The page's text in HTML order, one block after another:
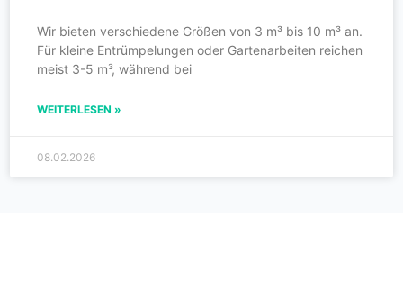
Wir bieten verschiedene Größen von 3 m³ bis 10 m³ an.
Für kleine Entrümpelungen oder Gartenarbeiten reichen
meist 3-5 m³, während bei
WEITERLESEN »
08.02.2026